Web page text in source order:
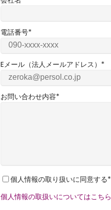
電話番号*
Eメール（法人メールアドレス） *
お問い合わせ内容*
個人情報の取り扱いに同意する*
個人情報の取扱いについてはこちら